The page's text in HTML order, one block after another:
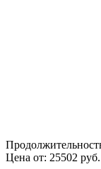
Цена от: 25502 руб.